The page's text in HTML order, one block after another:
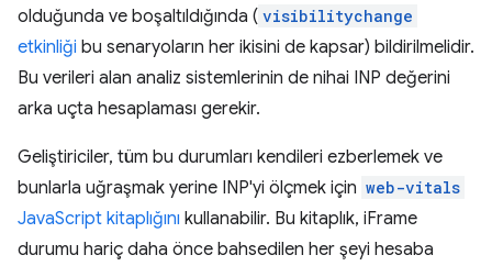
olduğunda ve boşaltıldığında ( visibilitychange
etkinliği bu senaryoların her ikisini de kapsar) bildirilmelidir.
Bu verileri alan analiz sistemlerinin de nihai INP değerini
arka uçta hesaplaması gerekir.
Geliştiriciler, tüm bu durumları kendileri ezberlemek ve
bunlarla uğraşmak yerine INP'yi ölçmek için web-vitals
JavaScript kitaplığını kullanabilir. Bu kitaplık, iFrame
durumu hariç daha önce bahsedilen her şeyi hesaba